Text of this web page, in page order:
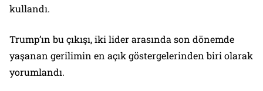
kullandı.
Trump’ın bu çıkışı, iki lider arasında son dönemde
yaşanan gerilimin en açık göstergelerinden biri olarak
yorumlandı.